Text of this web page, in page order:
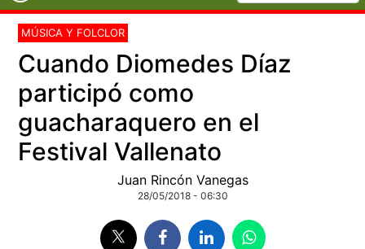
MÚSICA Y FOLCLOR
Cuando Diomedes Díaz
participó como
guacharaquero en el
Festival Vallenato
Juan Rincón Vanegas
28/05/2018 - 06:30